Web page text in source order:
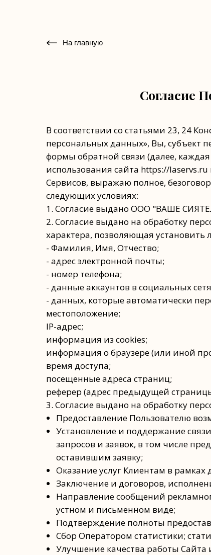
На главную
Согласие
В соответствии со статьями 23, 24
персональных данных», Вы, субъект
формы обратной связи (далее,
использования сайта https://
Сервисов, выражаю полное,
следующих условиях:
1. Согласие выдано ООО "ВАШЕ
2. Согласие выдано на обработку
характера, позволяющая установить
- Фамилия, Имя, Отчество;
- адрес электронной почты;
- номер телефона;
- данные аккаунтов в социальных
- данных, которые автоматически
местоположение;
IP-адрес;
информация из cookies;
информация о браузере (или иной
время доступа;
посещенные адреса страниц;
реферер (адрес предыдущей
3. Согласие выдано на обработку
Предоставление Пользователю
Установление и поддержание
запросов и заявок, в том числе
оставившим заявку;
Оказание услуг Клиентам в рамках
Заключение и договоров,
Направление сообщений
устном и письменном виде;
Подтверждение полноты
Сбор Оператором статистики;
Улучшение качества работы Сайта